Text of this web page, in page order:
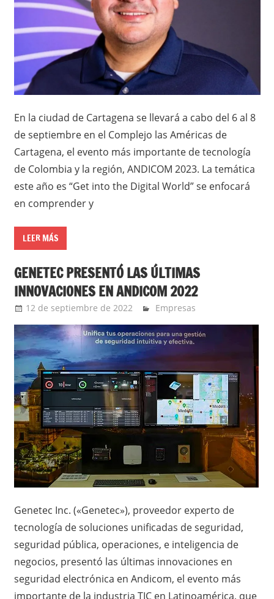
En la ciudad de Cartagena se llevará a cabo del 6 al 8
de septiembre en el Complejo las Américas de
Cartagena, el evento más importante de tecnología
de Colombia y la región, ANDICOM 2023. La temática
este año es “Get into the Digital World” se enfocará
en comprender y
LEER MÁS
GENETEC PRESENTÓ LAS ÚLTIMAS
INNOVACIONES EN ANDICOM 2022
12 de septiembre de 2022 YesidAguilar
Empresas
Genetec Inc. («Genetec»), proveedor experto de
tecnología de soluciones unificadas de seguridad,
seguridad pública, operaciones, e inteligencia de
negocios, presentó las últimas innovaciones en
seguridad electrónica en Andicom, el evento más
importante de la industria TIC en Latinoamérica, que